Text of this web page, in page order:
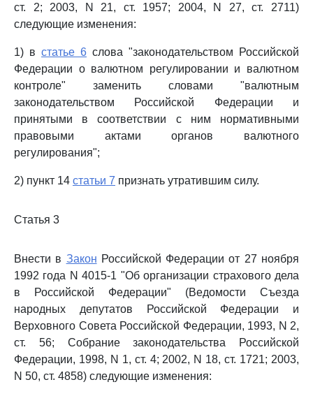
ст. 2; 2003, N 21, ст. 1957; 2004, N 27, ст. 2711)
следующие изменения:
1) в статье 6 слова "законодательством Российской
Федерации о валютном регулировании и валютном
контроле" заменить словами "валютным
законодательством Российской Федерации и
принятыми в соответствии с ним нормативными
правовыми актами органов валютного
регулирования";
2) пункт 14 статьи 7 признать утратившим силу.
Статья 3
Внести в Закон Российской Федерации от 27 ноября
1992 года N 4015-1 "Об организации страхового дела
в Российской Федерации" (Ведомости Съезда
народных депутатов Российской Федерации и
Верховного Совета Российской Федерации, 1993, N 2,
ст. 56; Собрание законодательства Российской
Федерации, 1998, N 1, ст. 4; 2002, N 18, ст. 1721; 2003,
N 50, ст. 4858) следующие изменения: